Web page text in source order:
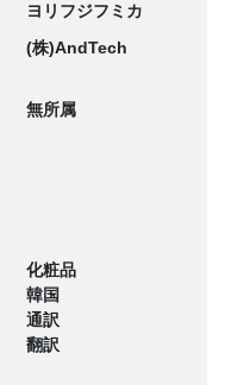
ヨリフジフミカ
(株)AndTech
無所属
化粧品
韓国
通訳
翻訳